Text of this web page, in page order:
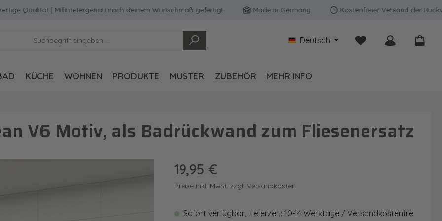
Qualität | Millimetergenau nach deinem Wunschmaß gefertigt Made in Germany Kostenfreier Versand der
Deutsch Du hast 0 Produkte
KÜCHE WOHNEN PRODUKTE MUSTER ZUBEHÖR MEHR INFO
V6 Motiv, als Badrückwand zum Fliesenersatz
Regulärer Preis:
19,95 €
Preise inkl. MwSt. zzgl. Versandkosten
Sofort verfügbar, Lieferzeit: 10-14 Werktage / Versandkostenfrei